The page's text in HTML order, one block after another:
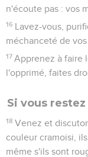
n'écoute pas : vos
16 Lavez-vous,
méchanceté de
17 Apprenez à faire
l'opprimé, faites
Si vous
18 Venez et
couleur cramoisi,
même s'ils sont